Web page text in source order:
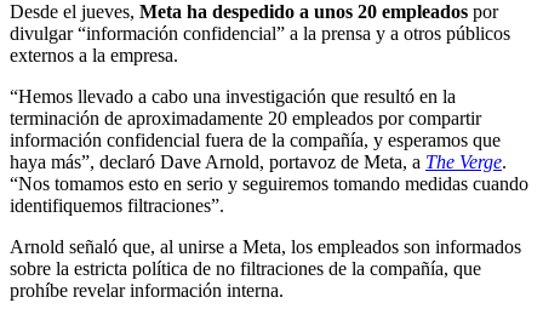
Desde el jueves, Meta ha despedido a unos 20 empleados por
divulgar “información confidencial” a la prensa y a otros públicos
externos a la empresa.
“Hemos llevado a cabo una investigación que resultó en la
terminación de aproximadamente 20 empleados por compartir
información confidencial fuera de la compañía, y esperamos que
haya más”, declaró Dave Arnold, portavoz de Meta, a The Verge.
“Nos tomamos esto en serio y seguiremos tomando medidas cuando
identifiquemos filtraciones”.
Arnold señaló que, al unirse a Meta, los empleados son informados
sobre la estricta política de no filtraciones de la compañía, que
prohíbe revelar información interna.